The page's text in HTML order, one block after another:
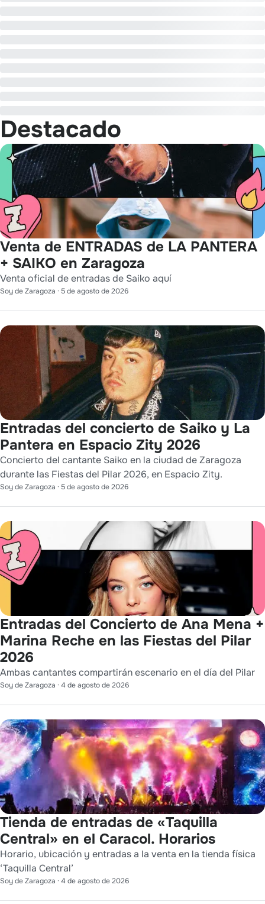
Destacado
Venta de ENTRADAS de LA PANTERA
+ SAIKO en Zaragoza
Venta oficial de entradas de Saiko aquí
Soy de Zaragoza · 5 de agosto de 2026
Entradas del concierto de Saiko y La
Pantera en Espacio Zity 2026
Concierto del cantante Saiko en la ciudad de Zaragoza
durante las Fiestas del Pilar 2026, en Espacio Zity.
Soy de Zaragoza · 5 de agosto de 2026
Entradas del Concierto de Ana Mena +
Marina Reche en las Fiestas del Pilar
2026
Ambas cantantes compartirán escenario en el día del Pilar
Soy de Zaragoza · 4 de agosto de 2026
Tienda de entradas de «Taquilla
Central» en el Caracol. Horarios
Horario, ubicación y entradas a la venta en la tienda física
‘Taquilla Central’
Soy de Zaragoza · 4 de agosto de 2026